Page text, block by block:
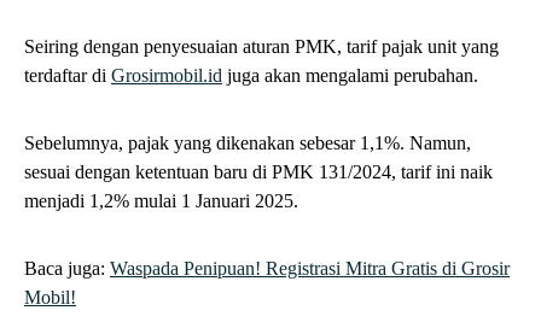
Seiring dengan penyesuaian aturan PMK, tarif pajak unit yang
terdaftar di Grosirmobil.id juga akan mengalami perubahan.
Sebelumnya, pajak yang dikenakan sebesar 1,1%. Namun,
sesuai dengan ketentuan baru di PMK 131/2024, tarif ini naik
menjadi 1,2% mulai 1 Januari 2025.
Baca juga: Waspada Penipuan! Registrasi Mitra Gratis di Grosir
Mobil!